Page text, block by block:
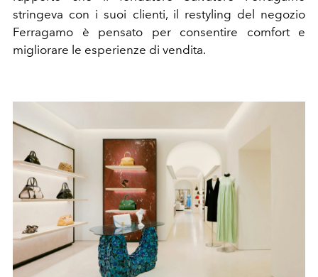
stringeva con i suoi clienti, il restyling del negozio
Ferragamo è pensato per consentire comfort e
migliorare le esperienze di vendita.